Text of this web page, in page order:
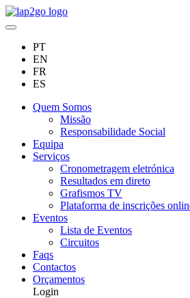
PT
EN
FR
ES
Quem Somos
Missão
Responsabilidade Social
Equipa
Serviços
Cronometragem eletrónica
Resultados em direto
Grafismos TV
Plataforma de inscrições
Eventos
Lista de Eventos
Circuitos
Faqs
Contactos
Orçamentos
Login